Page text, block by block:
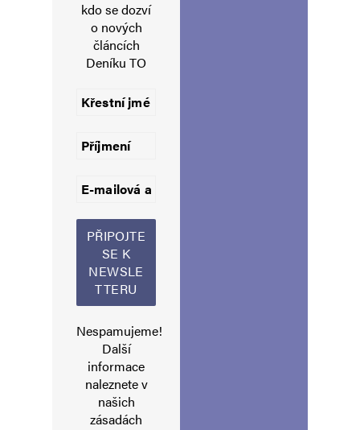
Uložit do prohlížeče jméno, e-mail a webovou stránku pro budoucí
Informujte mě o nových komentářích e-mailem.
Alternative:
kdo se dozví
o nových
článcích
Deníku TO
Nespamujeme!
Další
informace
naleznete v
našich
zásadách